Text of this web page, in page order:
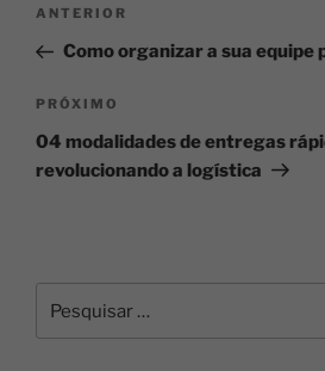
ANTERIOR
Como organizar a sua equipe
PRÓXIMO
04 modalidades de entregas
revolucionando a logística